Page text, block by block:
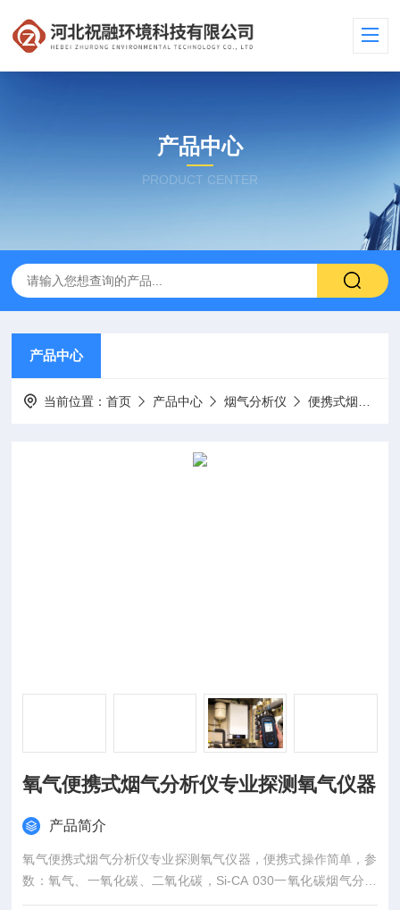
产品中心
PRODUCT CENTER
产品中心
当前位置：首页 产品中心 烟气分析仪 便携式烟气分析仪
氧气便携式烟气分析仪专业探测氧气仪器
产品简介
氧气便携式烟气分析仪专业探测氧气仪器，便携式操作简单，参
数：氧气、一氧化碳、二氧化碳，Si-CA 030一氧化碳烟气分析
仪为工程师检查和维护燃烧设备提供必要的基础数据, 通过无线